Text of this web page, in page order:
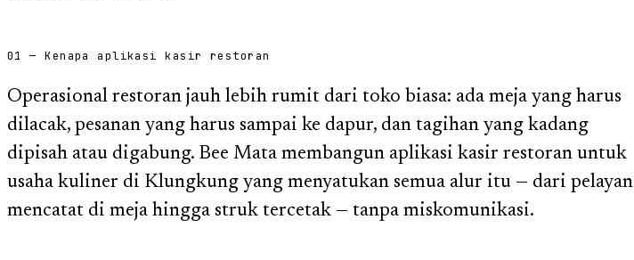
01 — Kenapa aplikasi kasir restoran
Operasional restoran jauh lebih rumit dari toko biasa: ada meja yang harus
dilacak, pesanan yang harus sampai ke dapur, dan tagihan yang kadang
dipisah atau digabung. Bee Mata membangun aplikasi kasir restoran untuk
usaha kuliner di Klungkung yang menyatukan semua alur itu — dari pelayan
mencatat di meja hingga struk tercetak — tanpa miskomunikasi.